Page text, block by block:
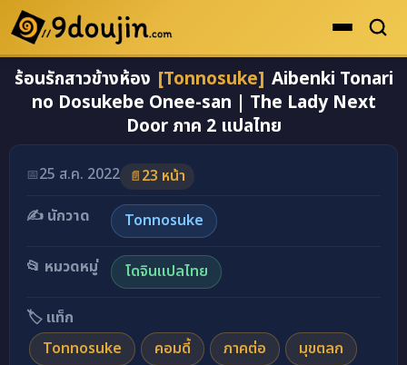
ดูเยอะสุด
คะแนนเยอะสุด
โดจินรูปสี
ระดับตำนาน
ยอดนิยม
เรื่องที่เก็บไว้
ร้อนรักสาวข้างห้อง [Tonnosuke] Aibenki Tonari
no Dosukebe Onee-san | The Lady Next
Door ภาค 2 แปลไทย
📅25 ส.ค. 2022 📄23 หน้า
✍️ นักวาด
Tonnosuke
📂 หมวดหมู่ โดจินแปลไทย
🏷️ แท็ก
Tonnosuke
คอมดี้ ภาคต่อ
มุขตลก